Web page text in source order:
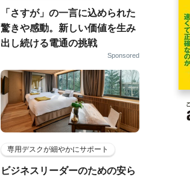
「さすが」の一言に込められた
驚きや感動。新しい価値を生み
出し続ける電通の挑戦
Sponsored
専用デスクが細やかにサポート
ビジネスリーダーのための安ら